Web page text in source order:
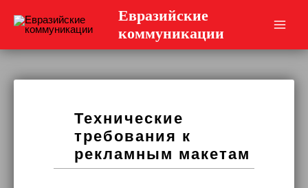
Евразийские
коммуникации
Технические
требования к
рекламным макетам